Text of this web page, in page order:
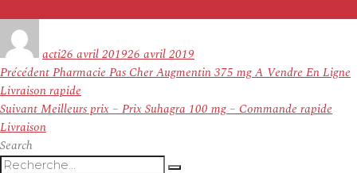
actile
26 avril 201926 avril 2019
Navigation
de
l’article
PrécédentArticle
précédent :
Pharmacie Pas Cher Augmentin 375 mg A Vendre En Ligne
Livraison rapide
SuivantArticle
suivant :
Meilleurs prix – Prix Suhagra 100 mg – Commande rapide
Livraison
Search
Recherche